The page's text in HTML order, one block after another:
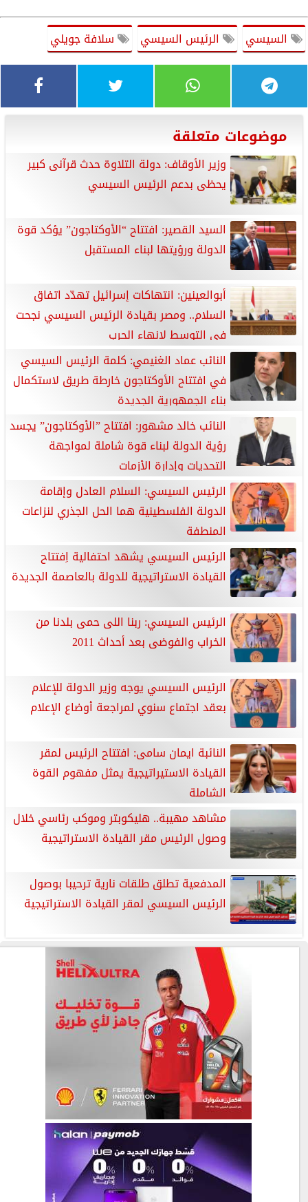
السيسي الرئيس السيسي سلافة جويلي
موضوعات متعلقة
وزير الأوقاف: دولة التلاوة حدث قرآنى كبير
يحظى بدعم الرئيس السيسي
السيد القصير: افتتاح “الأوكتاجون” يؤكد قوة
الدولة ورؤيتها لبناء المستقبل
أبوالعينين: انتهاكات إسرائيل تهدّد اتفاق
السلام.. ومصر بقيادة الرئيس السيسي نجحت
في التوسط لإنهاء الحرب
النائب عماد الغنيمي: كلمة الرئيس السيسي
في افتتاح الأوكتاجون خارطة طريق لاستكمال
بناء الجمهورية الجديدة
النائب خالد مشهور: افتتاح ”الأوكتاجون” يجسد
رؤية الدولة لبناء قوة شاملة لمواجهة
التحديات وإدارة الأزمات
الرئيس السيسي: السلام العادل وإقامة
الدولة الفلسطينية هما الحل الجذري لنزاعات
المنطفة
الرئيس السيسي يشهد احتفالية اِفتتاح
القيادة الاستراتيجية للدولة بالعاصمة الجديدة
الرئيس السيسي: ربنا اللى حمى بلدنا من
الخراب والفوضى بعد أحداث 2011
الرئيس السيسي يوجه وزير الدولة للإعلام
بعقد اجتماع سنوي لمراجعة أوضاع الإعلام
النائبة ايمان سامى: افتتاح الرئيس لمقر
القيادة الاستيراتيجية يمثل مفهوم القوة
الشاملة
مشاهد مهيبة.. هليكوبتر وموكب رئاسي خلال
وصول الرئيس مقر القيادة الاستراتيجية
المدفعية تطلق طلقات نارية ترحيبا بوصول
الرئيس السيسي لمقر القيادة الاستراتيجية